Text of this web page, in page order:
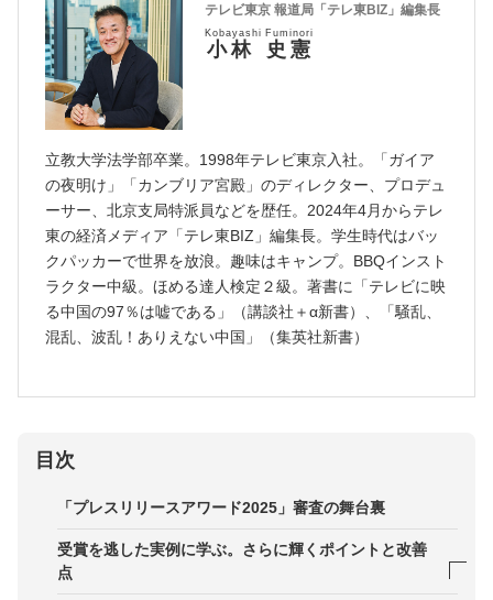
テレビ東京 報道局「テレ東BIZ」編集長
小林 史憲
Kobayashi Fuminori
立教大学法学部卒業。1998年テレビ東京入社。「ガイア
の夜明け」「カンブリア宮殿」のディレクター、プロデュ
ーサー、北京支局特派員などを歴任。2024年4月からテレ
東の経済メディア「テレ東BIZ」編集長。学生時代はバッ
クパッカーで世界を放浪。趣味はキャンプ。BBQインスト
ラクター中級。ほめる達人検定２級。著書に「テレビに映
る中国の97％は嘘である」（講談社＋α新書）、「騒乱、
混乱、波乱！ありえない中国」（集英社新書）
目次
「プレスリリースアワード2025」審査の舞台裏
受賞を逃した実例に学ぶ。さらに輝くポイントと改善
点